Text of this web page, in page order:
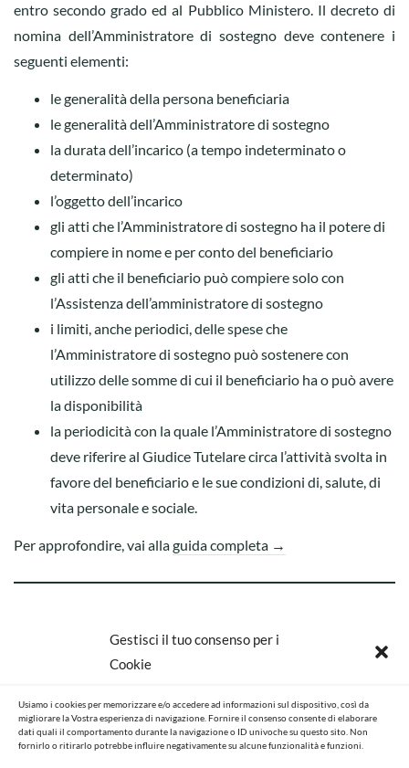
Gestisci il tuo consenso per i
Cookie
Usiamo i cookies per memorizzare e/o accedere ad informazioni sul dispositivo, così da
migliorare la Vostra esperienza di navigazione. Fornire il consenso consente di elaborare
dati quali il comportamento durante la navigazione o ID univoche su questo sito. Non
fornirlo o ritirarlo potrebbe influire negativamente su alcune funzionalità e funzioni.
entro secondo grado ed al Pubblico Ministero. Il decreto di
nomina dell’Amministratore di sostegno deve contenere i
seguenti elementi:
le generalità della persona beneficiaria
le generalità dell’Amministratore di sostegno
la durata dell’incarico (a tempo indeterminato o
determinato)
l’oggetto dell’incarico
gli atti che l’Amministratore di sostegno ha il potere di
compiere in nome e per conto del beneficiario
gli atti che il beneficiario può compiere solo con
l’Assistenza dell’amministratore di sostegno
i limiti, anche periodici, delle spese che
l’Amministratore di sostegno può sostenere con
utilizzo delle somme di cui il beneficiario ha o può avere
la disponibilità
la periodicità con la quale l’Amministratore di sostegno
deve riferire al Giudice Tutelare circa l’attività svolta in
favore del beneficiario e le sue condizioni di, salute, di
vita personale e sociale.
Per approfondire, vai allaguida completa →
riguardanti la figura dell’Amministratore di sostegno.
proposizione del ricorso per la nomina dell’Amministratore
e/o nella sua predisposizione, potete contattare l’avv. Andrea